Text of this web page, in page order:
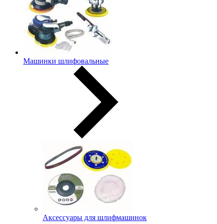
Машинки шлифовальные
Аксессуары для шлифмашинок